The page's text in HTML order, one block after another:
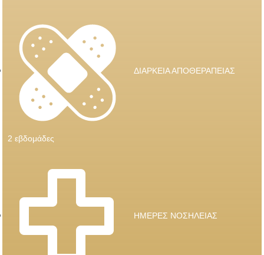
ΔΙΑΡΚΕΙΑ ΑΠΟΘΕΡΑΠΕΙΑΣ
2 εβδομάδες
ΗΜΕΡΕΣ ΝΟΣΗΛΕΙΑΣ